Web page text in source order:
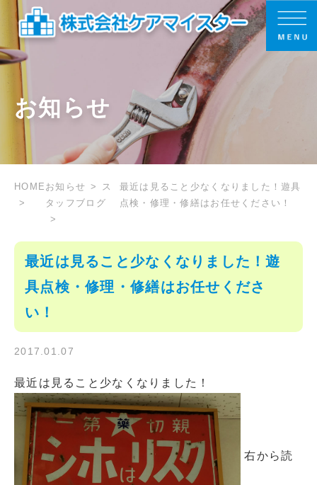
お知らせ
HOME お知らせ
ス
タッフブログ
最近は見ること少なくなりました！遊具
点検・修理・修繕はお任せください！
最近は見ること少なくなりました！遊
具点検・修理・修繕はお任せくださ
い！
2017.01.07
最近は見ること少なくなりました！
右から読